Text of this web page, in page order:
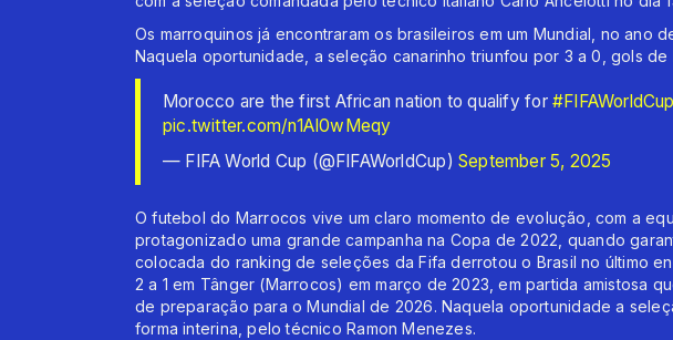
Os marroquinos já encontraram os brasileiros em um Mundial, no ano
Naquela oportunidade, a seleção canarinho triunfou por 3 a 0, gols de
Morocco are the first African nation to qualify for #FIFAWorldCup
pic.twitter.com/n1AI0wMeqy
— FIFA World Cup (@FIFAWorldCup) September 5, 2025
O futebol do Marrocos vive um claro momento de evolução, com a
protagonizado uma grande campanha na Copa de 2022, quando
colocada do ranking de seleções da Fifa derrotou o Brasil no último
2 a 1 em Tânger (Marrocos) em março de 2023, em partida amistosa
de preparação para o Mundial de 2026. Naquela oportunidade a
forma interina, pelo técnico Ramon Menezes.